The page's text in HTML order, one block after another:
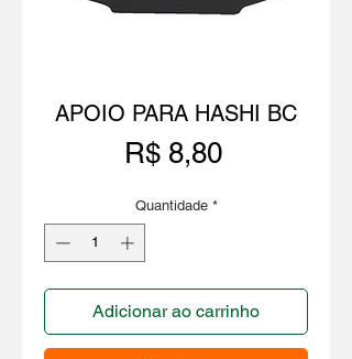
APOIO PARA HASHI BC
R$ 8,80Preço
Quantidade *
Adicionar ao carrinho